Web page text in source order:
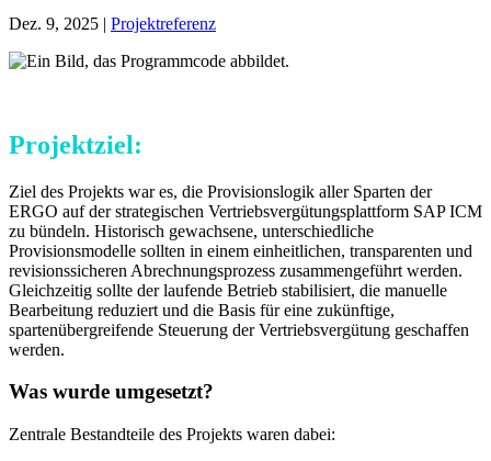
Dez. 9, 2025 | Projektreferenz
Projektziel:
Ziel des Projekts war es, die Provisionslogik aller Sparten der
ERGO auf der strategischen Vertriebsvergütungsplattform SAP ICM
zu bündeln. Historisch gewachsene, unterschiedliche
Provisionsmodelle sollten in einem einheitlichen, transparenten und
revisionssicheren Abrechnungsprozess zusammengeführt werden.
Gleichzeitig sollte der laufende Betrieb stabilisiert, die manuelle
Bearbeitung reduziert und die Basis für eine zukünftige,
spartenübergreifende Steuerung der Vertriebsvergütung geschaffen
werden.
Was wurde umgesetzt?
Zentrale Bestandteile des Projekts waren dabei: